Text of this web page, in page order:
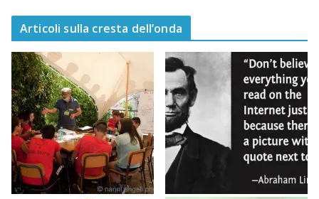
Articoli sulla cresta dell’onda